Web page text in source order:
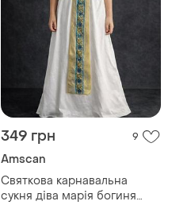
349 грн 9
Amscan
Святкова карнавальна
сукня діва марія богиня